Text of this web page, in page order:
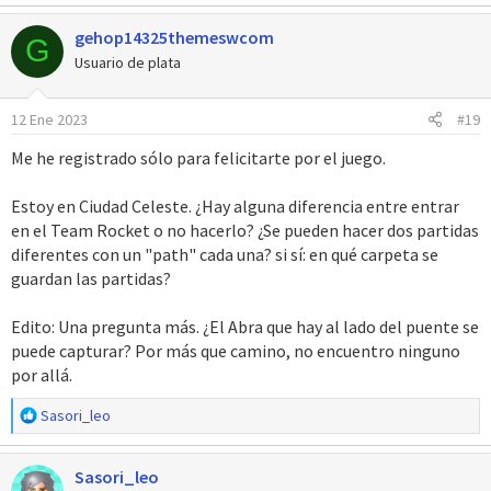
a
c
c
i
o
n
s
G gehop14325themeswcom
Usuario de plata
12 Ene 2023 #19
Me he registrado sólo para felicitarte por el juego.
Estoy en Ciudad Celeste. ¿Hay alguna diferencia entre entrar
en el Team Rocket o no hacerlo? ¿Se pueden hacer dos partidas
diferentes con un "path" cada una? si sí: en qué carpeta se
guardan las partidas?
Edito: Una pregunta más. ¿El Abra que hay al lado del puente se
puede capturar? Por más que camino, no encuentro ninguno
por allá.
R
e
a
c
Sasori_leo
Sasori_leo